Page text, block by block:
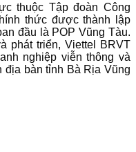
thuộc Tập đoàn Công
thức được thành lập
đầu là POP Vũng Tàu.
phát triển, Viettel BRVT
nghiệp viễn thông và
địa bàn tỉnh Bà Rịa Vũng